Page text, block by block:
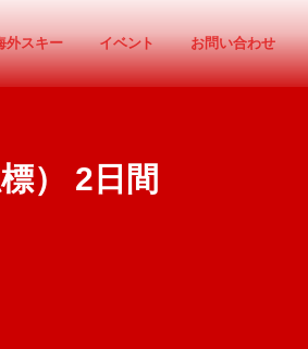
外スキー イベント お問い合わせ
） 2日間